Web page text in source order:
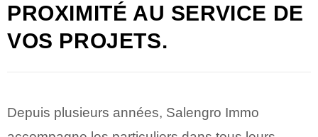
PROXIMITÉ AU SERVICE DE
VOS PROJETS.
Depuis plusieurs années, Salengro Immo